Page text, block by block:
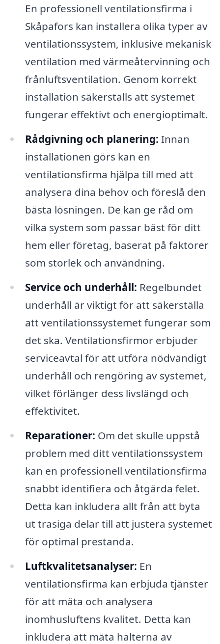
En professionell ventilationsfirma i
Skåpafors kan installera olika typer av
ventilationssystem, inklusive mekanisk
ventilation med värmeåtervinning och
frånluftsventilation. Genom korrekt
installation säkerställs att systemet
fungerar effektivt och energioptimalt.
Rådgivning och planering: Innan
installationen görs kan en
ventilationsfirma hjälpa till med att
analysera dina behov och föreslå den
bästa lösningen. De kan ge råd om
vilka system som passar bäst för ditt
hem eller företag, baserat på faktorer
som storlek och användning.
Service och underhåll: Regelbundet
underhåll är viktigt för att säkerställa
att ventilationssystemet fungerar som
det ska. Ventilationsfirmor erbjuder
serviceavtal för att utföra nödvändigt
underhåll och rengöring av systemet,
vilket förlänger dess livslängd och
effektivitet.
Reparationer: Om det skulle uppstå
problem med ditt ventilationssystem
kan en professionell ventilationsfirma
snabbt identifiera och åtgärda felet.
Detta kan inkludera allt från att byta
ut trasiga delar till att justera systemet
för optimal prestanda.
Luftkvalitetsanalyser: En
ventilationsfirma kan erbjuda tjänster
för att mäta och analysera
inomhusluftens kvalitet. Detta kan
inkludera att mäta halterna av